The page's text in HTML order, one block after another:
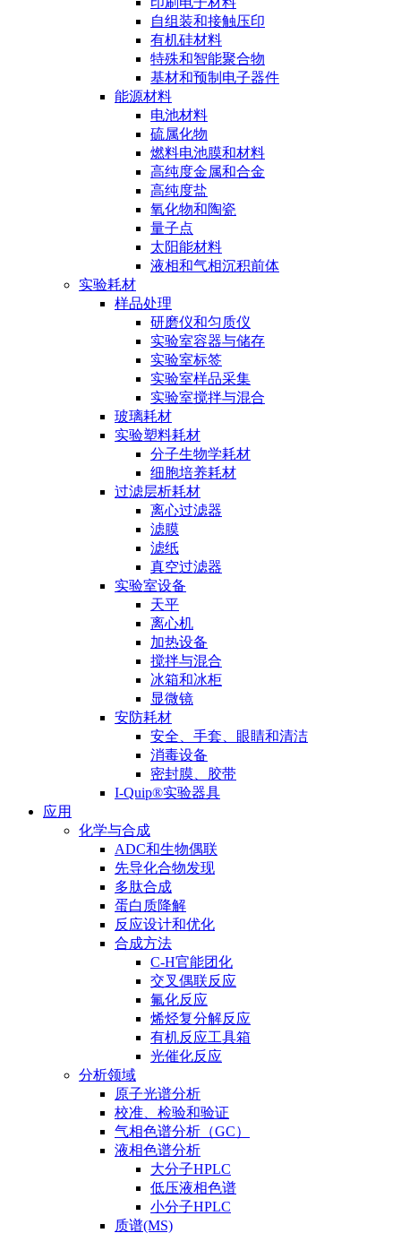
自组装和接触压印
有机硅材料
特殊和智能聚合物
基材和预制电子器件
能源材料
电池材料
硫属化物
燃料电池膜和材料
高纯度金属和合金
高纯度盐
氧化物和陶瓷
量子点
太阳能材料
液相和气相沉积前体
实验耗材
样品处理
研磨仪和匀质仪
实验室容器与储存
实验室标签
实验室样品采集
实验室搅拌与混合
玻璃耗材
实验塑料耗材
分子生物学耗材
细胞培养耗材
过滤层析耗材
离心过滤器
滤膜
滤纸
真空过滤器
实验室设备
天平
离心机
加热设备
搅拌与混合
冰箱和冰柜
显微镜
安防耗材
安全、手套、眼睛和清洁
消毒设备
密封膜、胶带
I-Quip®️实验器具
应用
化学与合成
ADC和生物偶联
先导化合物发现
多肽合成
蛋白质降解
反应设计和优化
合成方法
C-H官能团化
交叉偶联反应
氟化反应
烯烃复分解反应
有机反应工具箱
光催化反应
分析领域
原子光谱分析
校准、检验和验证
气相色谱分析（GC）
液相色谱分析
大分子HPLC
低压液相色谱
小分子HPLC
质谱(MS)